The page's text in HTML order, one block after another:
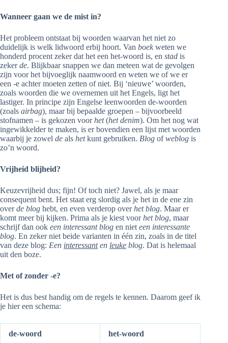
Wanneer gaan we de mist in?
Het probleem ontstaat bij woorden waarvan het niet zo
duidelijk is welk lidwoord erbij hoort. Van boek weten we
honderd procent zeker dat het een het-woord is, en stad is
zekerde. Blijkbaar snappen we dan meteen wat de gevolgen
zijn voor het bijvoeglijk naamwoord en weten we of we er
een -e achter moeten zetten of niet. Bij ‘nieuwe’ woorden,
zoals woorden die we overnemen uit het Engels, ligt het
lastiger. In principe zijn Engelse leenwoorden de-woorden
(zoals airbag), maar bij bepaalde groepen – bijvoorbeeld
stofnamen – is gekozen voorhet(het denim). Om het nog wat
ingewikkelder te maken, is er bovendien een lijst met woorden
waarbij je zowel de als hetkunt gebruiken. Blog ofweblog is
zo’n woord.
Vrijheid blijheid?
Keuzevrijheid dus; fijn! Of toch niet? Jawel, als je maar
consequent bent. Het staat erg slordig als je het in de ene zin
overde blog hebt, en even verderop overhet blog. Maar er
komt meer bij kijken. Prima als je kiest voorhet blog, maar
schrijf dan ook een interessant blog en niet een interessante
blog. En zeker niet beide varianten in één zin, zoals in de titel
van deze blog: Een interessanten leuke blog. Dat is helemaal
uit den boze.
Met of zonder -e?
Het is dus best handig om de regels te kennen. Daarom geef ik
je hier een schema:
de-woord het-woord